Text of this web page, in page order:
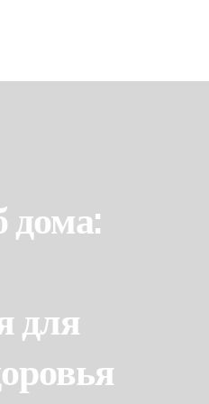
дома:
для